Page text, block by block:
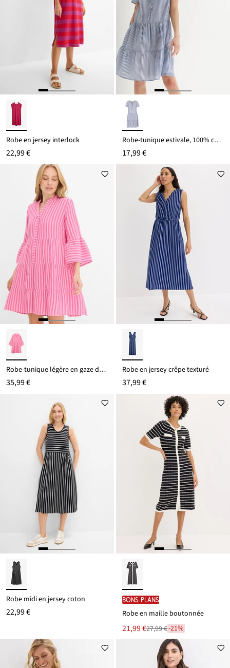
Robe en jersey interlock
22,99 €
Robe-tunique estivale, 100% coton
17,99 €
Robe-tunique légère en gaze de coton
35,99 €
Robe en jersey crêpe texturé
37,99 €
Robe midi en jersey coton
22,99 €
BONS PLANS
Robe en maille boutonnée
Le
nouveau
21,99 €
Remise27,99 €-21%